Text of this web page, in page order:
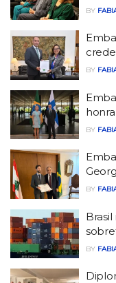
BY
BY
BY
BY
BY